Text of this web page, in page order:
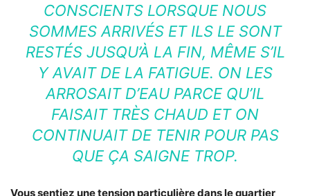
CONSCIENTS LORSQUE NOUS
SOMMES ARRIVÉS ET ILS LE SONT
RESTÉS JUSQU’À LA FIN, MÊME S’IL
Y AVAIT DE LA FATIGUE. ON LES
ARROSAIT D’EAU PARCE QU’IL
FAISAIT TRÈS CHAUD ET ON
CONTINUAIT DE TENIR POUR PAS
QUE ÇA SAIGNE TROP.
Vous sentiez une tension particulière dans le quartier